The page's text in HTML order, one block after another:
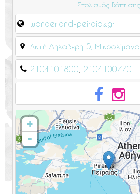
Στολισμός Βάπτισης
wonderland-peiraias.gr
Ακτή Δηλαβέρη 5, Μικρολίμανο
2104101800 2104100770
+
-